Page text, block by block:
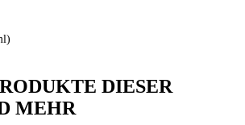
DIESER
MEHR